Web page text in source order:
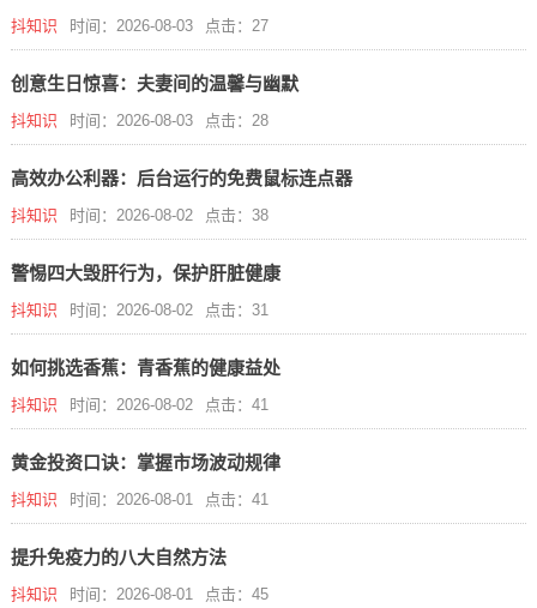
抖知识 时间：2026-08-03 点击：27
创意生日惊喜：夫妻间的温馨与幽默
抖知识 时间：2026-08-03 点击：28
高效办公利器：后台运行的免费鼠标连点器
抖知识 时间：2026-08-02 点击：38
警惕四大毁肝行为，保护肝脏健康
抖知识 时间：2026-08-02 点击：31
如何挑选香蕉：青香蕉的健康益处
抖知识 时间：2026-08-02 点击：41
黄金投资口诀：掌握市场波动规律
抖知识 时间：2026-08-01 点击：41
提升免疫力的八大自然方法
抖知识 时间：2026-08-01 点击：45